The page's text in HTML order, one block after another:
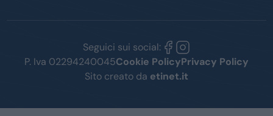
Seguici sui social:
P. Iva 02294240045Cookie PolicyPrivacy Policy
Sito creato da etinet.it